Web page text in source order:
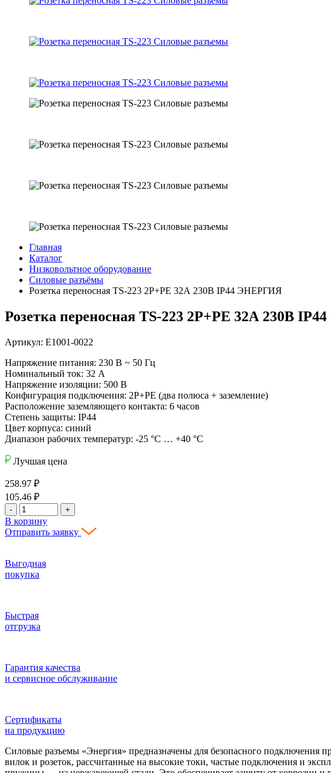
Главная
Каталог
Низковольтное оборудование
Силовые разъёмы
Розетка переносная TS-223 2P+PE 32А 230В IP44 ЭНЕРГИЯ
Розетка переносная TS-223 2P+PE 32А 230В
Артикул: Е1001-0022
Напряжение питания: 230 В ~ 50 Гц
Номинальный ток: 32 А
Напряжение изоляции: 500 В
Конфигурация подключения: 2P+PE (два полюса + заземление)
Расположение заземляющего контакта: 6 часов
Степень защиты: IP44
Цвет корпуса: синий
Диапазон рабочих температур: -25 °C … +40 °C
Лучшая цена
258.97 ₽
105.46 ₽
- +
В корзину
Отправить заявку
Выгодная
покупка
Быстрая
отгрузка
Гарантия качества
и сервисное обслуживание
Сертификаты
на продукцию
Силовые разъемы «Энергия» предназначены для безопасного подключения
вилок и розеток, рассчитанные на высокие токи, частые подключения и